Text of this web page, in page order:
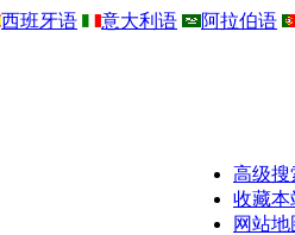
西班牙语 意大利语 阿拉伯语
高级搜
收藏本
网站地